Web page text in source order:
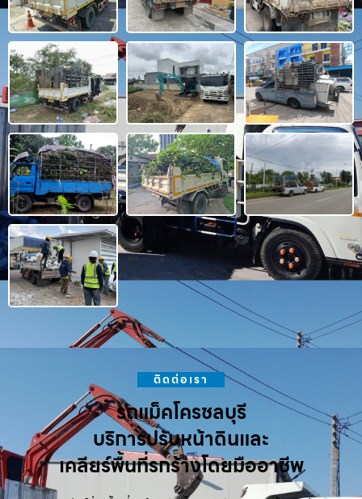
ติดต่อเรา
รถแม็คโครชลบุรี
บริการปรับหน้าดินและ
เคลียร์พื้นที่รกร้างโดยมืออาชีพ